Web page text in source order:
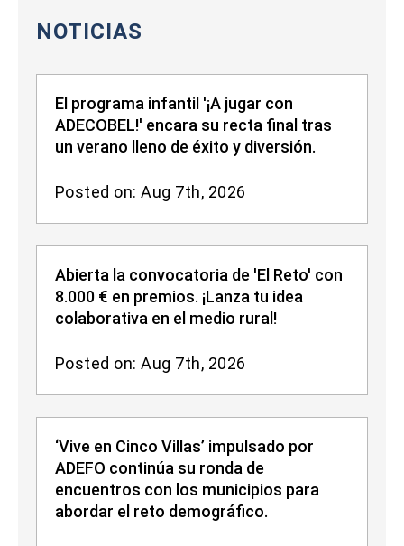
NOTICIAS
El programa infantil '¡A jugar con
ADECOBEL!' encara su recta final tras
un verano lleno de éxito y diversión.
Posted on: Aug 7th, 2026
Abierta la convocatoria de 'El Reto' con
8.000 € en premios. ¡Lanza tu idea
colaborativa en el medio rural!
Posted on: Aug 7th, 2026
‘Vive en Cinco Villas’ impulsado por
ADEFO continúa su ronda de
encuentros con los municipios para
abordar el reto demográfico.